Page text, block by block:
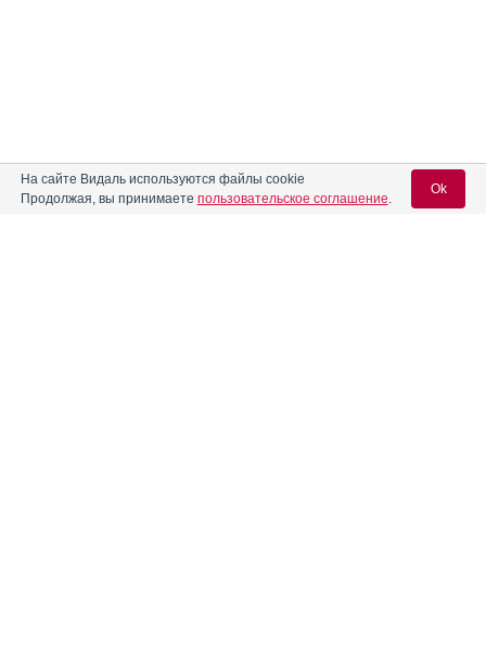
На сайте Видаль используются файлы cookie
Продолжая, вы принимаете пользовательское соглашение.
Ok